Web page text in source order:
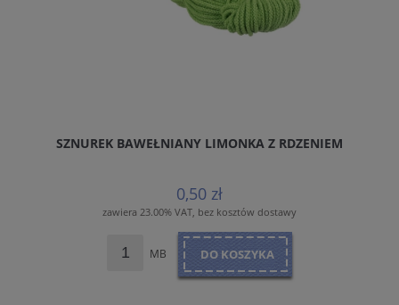
SZNUREK BAWEŁNIANY LIMONKA Z RDZENIEM
0,50 zł
zawiera 23.00% VAT, bez kosztów dostawy
MB DO KOSZYKA